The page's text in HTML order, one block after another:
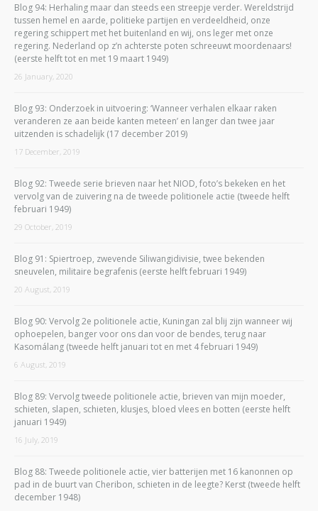
Blog 94: Herhaling maar dan steeds een streepje verder. Wereldstrijd
tussen hemel en aarde, politieke partijen en verdeeldheid, onze
regering schippert met het buitenland en wij, ons leger met onze
regering. Nederland op z’n achterste poten schreeuwt moordenaars!
(eerste helft tot en met 19 maart 1949)
26 January, 2020
Blog 93: Onderzoek in uitvoering: ‘Wanneer verhalen elkaar raken
veranderen ze aan beide kanten meteen’ en langer dan twee jaar
uitzenden is schadelijk (17 december 2019)
17 December, 2019
Blog 92: Tweede serie brieven naar het NIOD, foto’s bekeken en het
vervolg van de zuivering na de tweede politionele actie (tweede helft
februari 1949)
29 October, 2019
Blog 91: Spiertroep, zwevende Siliwangidivisie, twee bekenden
sneuvelen, militaire begrafenis (eerste helft februari 1949)
20 August, 2019
Blog 90: Vervolg 2e politionele actie, Kuningan zal blij zijn wanneer wij
ophoepelen, banger voor ons dan voor de bendes, terug naar
Kasomálang (tweede helft januari tot en met 4 februari 1949)
6 August, 2019
Blog 89: Vervolg tweede politionele actie, brieven van mijn moeder,
schieten, slapen, schieten, klusjes, bloed vlees en botten (eerste helft
januari 1949)
16 July, 2019
Blog 88: Tweede politionele actie, vier batterijen met 16 kanonnen op
pad in de buurt van Cheribon, schieten in de leegte? Kerst (tweede helft
december 1948)